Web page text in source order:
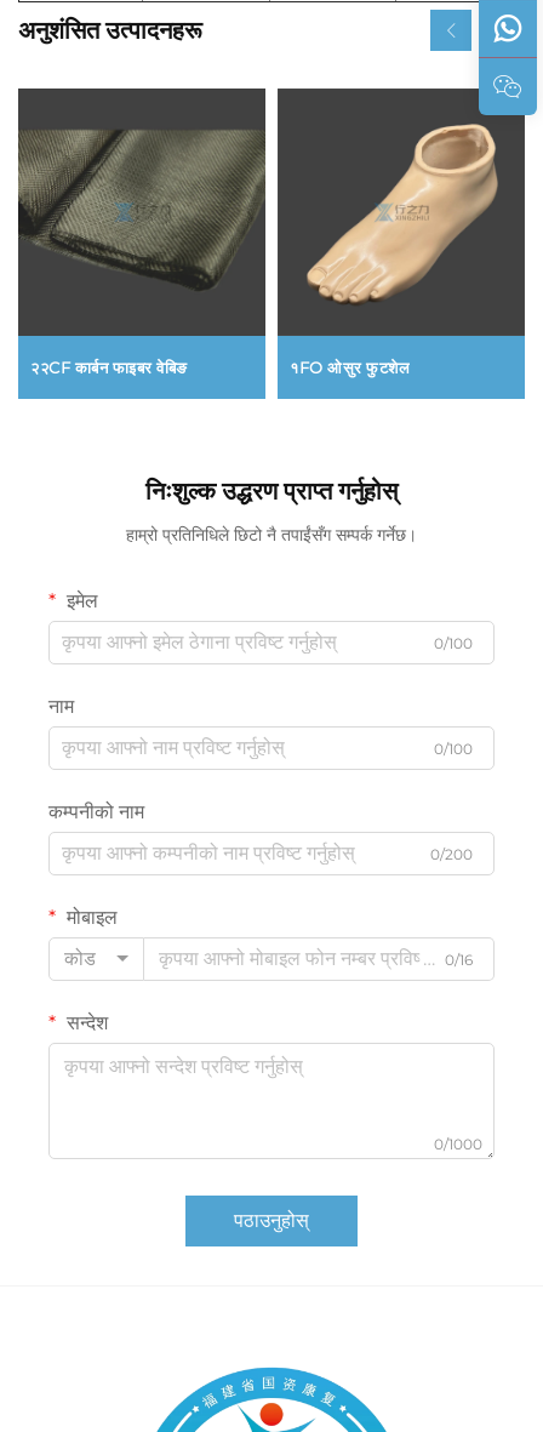
अनुशंसित उत्पादनहरू
२२CF कार्बन फाइबर वेबिङ १FO ओसुर फुटशेल
निःशुल्क उद्धरण प्राप्त गर्नुहोस्
हाम्रो प्रतिनिधिले छिटो नै तपाईंसँग सम्पर्क गर्नेछ।
इमेल
0/100
नाम
0/100
कम्पनीको नाम
0/200
मोबाइल
कोड
0/16
सन्देश
0/1000
पठाउनुहोस्